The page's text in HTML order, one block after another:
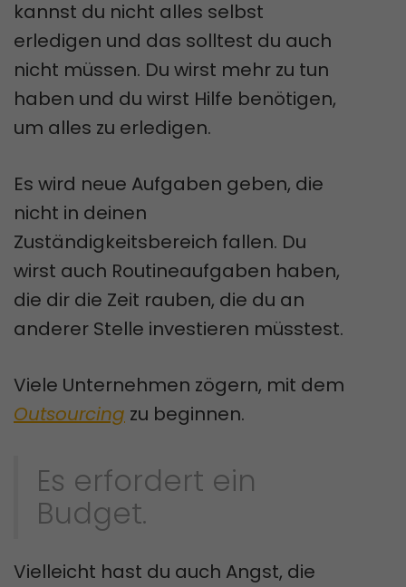
kannst du nicht alles selbst
erledigen und das solltest du auch
nicht müssen. Du wirst mehr zu tun
haben und du wirst Hilfe benötigen,
um alles zu erledigen.
Es wird neue Aufgaben geben, die
nicht in deinen
Zuständigkeitsbereich fallen. Du
wirst auch Routineaufgaben haben,
die dir die Zeit rauben, die du an
anderer Stelle investieren müsstest.
Viele Unternehmen zögern, mit dem
Outsourcing zu beginnen.
Es erfordert ein
Budget.
Vielleicht hast du auch Angst, die